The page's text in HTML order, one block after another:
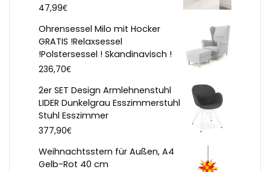
47,99€
Ohrensessel Milo mit Hocker
GRATIS !Relaxsessel
!Polstersessel ! Skandinavisch !
236,70€
2er SET Design Armlehnenstuhl
LIDER Dunkelgrau Esszimmerstuhl
Stuhl Esszimmer
377,90€
Weihnachtsstern für Außen, A4
Gelb-Rot 40 cm